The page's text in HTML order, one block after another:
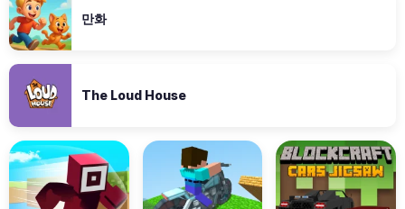
만화
The Loud House